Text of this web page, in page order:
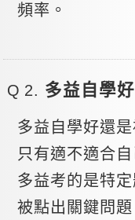
頻率。
多益自學
多益自學好還
只有適不適合自
多益考的是特
被點出關鍵問